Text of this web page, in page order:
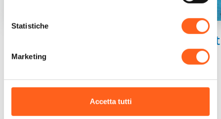
Statistiche
Marketing
Accetta tutti